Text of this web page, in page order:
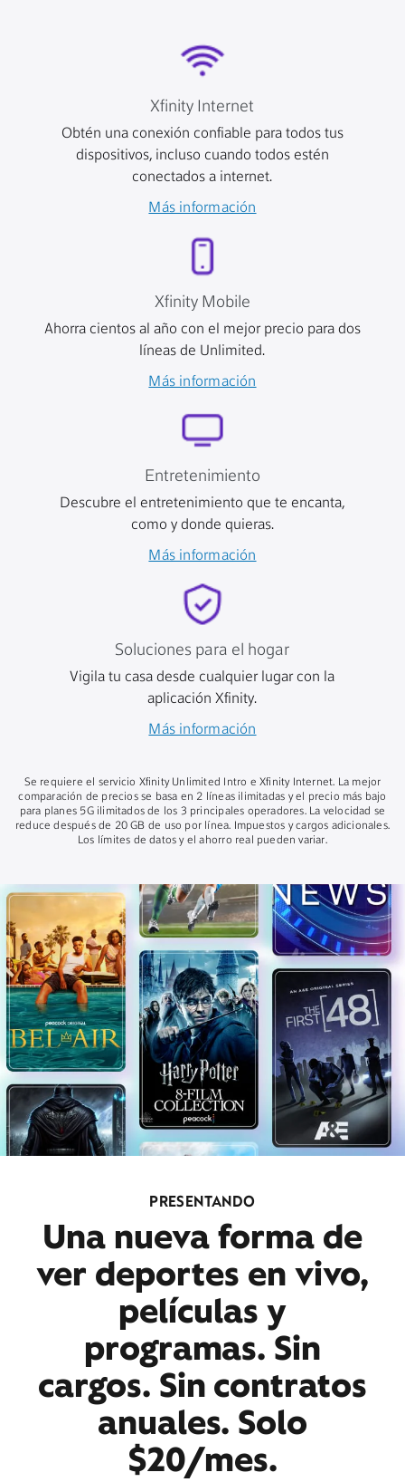
Xfinity Internet
Obtén una conexión confiable para todos tus
dispositivos, incluso cuando todos estén
conectados a internet.
Más información
Xfinity Mobile
Ahorra cientos al año con el mejor precio para dos
líneas de Unlimited.
Más información
Entretenimiento
Descubre el entretenimiento que te encanta,
como y donde quieras.
Más información
Soluciones para el hogar
Vigila tu casa desde cualquier lugar con la
aplicación Xfinity.
Más información
Se requiere el servicio Xfinity Unlimited Intro e Xfinity Internet. La mejor
comparación de precios se basa en 2 líneas ilimitadas y el precio más bajo
para planes 5G ilimitados de los 3 principales operadores. La velocidad se
reduce después de 20 GB de uso por línea. Impuestos y cargos adicionales.
Los límites de datos y el ahorro real pueden variar.
PRESENTANDO
Una nueva forma de
ver deportes en vivo,
películas y
programas. Sin
cargos. Sin contratos
anuales. Solo
$20/mes.